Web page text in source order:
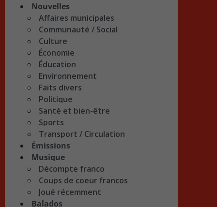
Nouvelles
Affaires municipales
Communauté / Social
Culture
Économie
Éducation
Environnement
Faits divers
Politique
Santé et bien-être
Sports
Transport / Circulation
Émissions
Musique
Décompte franco
Coups de coeur francos
Joué récemment
Balados